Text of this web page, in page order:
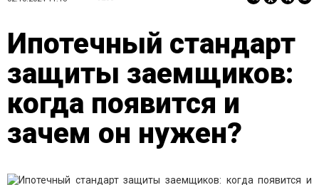
Ипотечный стандарт
защиты заемщиков:
когда появится и
зачем он нужен?